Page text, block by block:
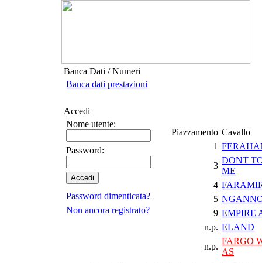
Banca Dati / Numeri
Banca dati prestazioni
Accedi
Nome utente:
Password:
Password dimenticata?
Non ancora registrato?
Piazzamento Cavallo
1
3
DONT
ME
4
5
9 EMPIRE
n.p. ELAND
n.p.
FARGO
AS